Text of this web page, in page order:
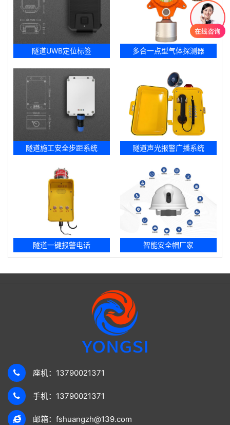
隧道UWB定位标签 多合一点型气体探测器
隧道施工安全步距系统 隧道声光报警广播系统
隧道一键报警电话 智能安全帽厂家
座机：13790021371
手机：13790021371
邮箱：fshuangzh@139.com